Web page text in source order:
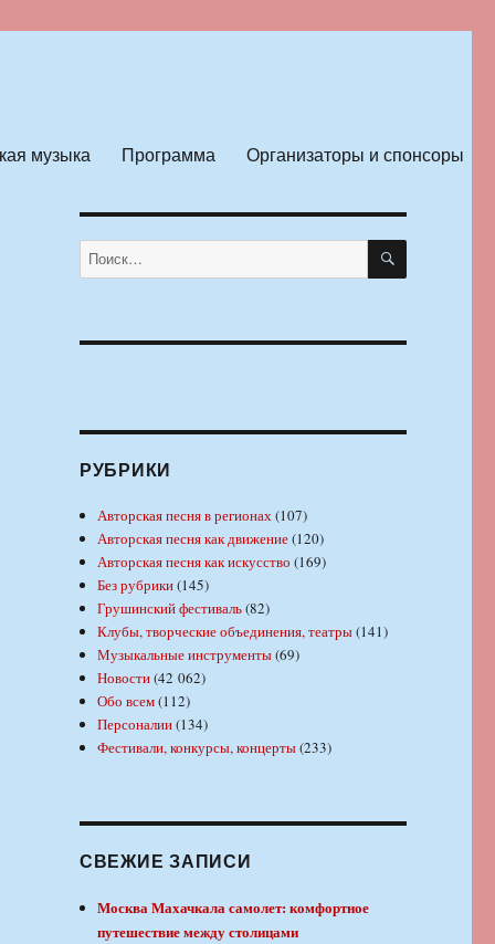
музыка Программа Организаторы и спонсоры
Искать: ПОИСК
РУБРИКИ
Авторская песня в регионах(107)
Авторская песня как движение(120)
Авторская песня как искусство (169)
Без рубрики(145)
Грушинский фестиваль(82)
Клубы, творческие объединения, театры(141)
Музыкальные инструменты(69)
Новости(42 062)
Обо всем(112)
Персоналии(134)
Фестивали, конкурсы, концерты(233)
СВЕЖИЕ ЗАПИСИ
Москва Махачкала самолет: комфортное
путешествие между столицами